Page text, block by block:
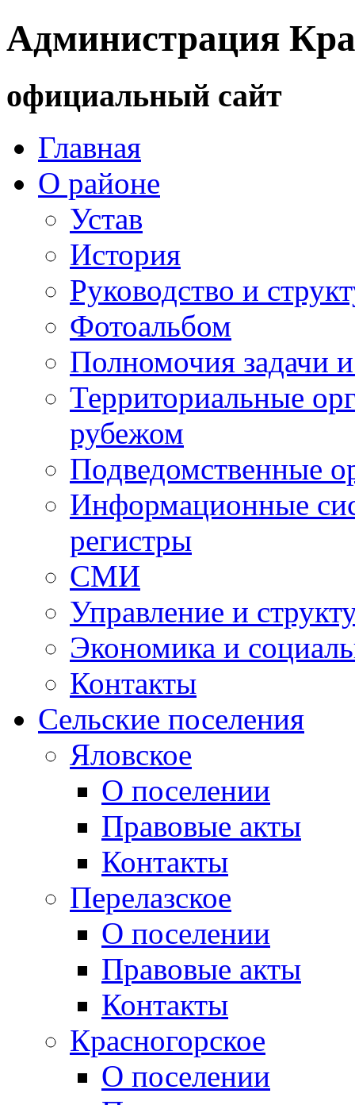
Администрация
официальный сайт
Главная
О районе
Устав
История
Руководство и
Фотоальбом
Полномочия задачи
Территориальные
рубежом
Подведомственные
Информационные
регистры
СМИ
Управление и
Экономика и
Контакты
Сельские поселения
Яловское
О поселении
Правовые акты
Контакты
Перелазское
О поселении
Правовые акты
Контакты
Красногорское
О поселении